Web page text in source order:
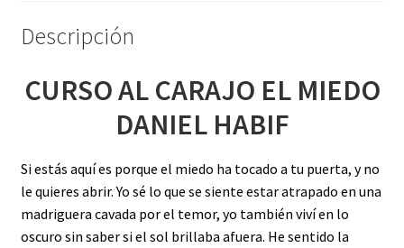
Descripción
CURSO AL CARAJO EL MIEDO
DANIEL HABIF
Si estás aquí es porque el miedo ha tocado a tu puerta, y no
le quieres abrir. Yo sé lo que se siente estar atrapado en una
madriguera cavada por el temor, yo también viví en lo
oscuro sin saber si el sol brillaba afuera. He sentido la